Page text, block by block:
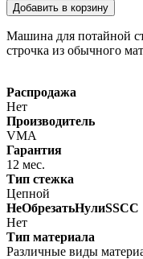
Добавить в корзину
Машина для потайной
строчка из обычного
Распродажа
Нет
Производитель
VMA
Гарантия
12 мес.
Тип стежка
Цепной
НеОбрезатьНулиSSCC
Нет
Тип материала
Различные виды